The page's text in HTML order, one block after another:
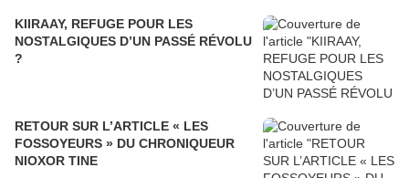
KIIRAAY, REFUGE POUR LES
NOSTALGIQUES D’UN PASSÉ RÉVOLU
?
RETOUR SUR L’ARTICLE « LES
FOSSOYEURS » DU CHRONIQUEUR
NIOXOR TINE